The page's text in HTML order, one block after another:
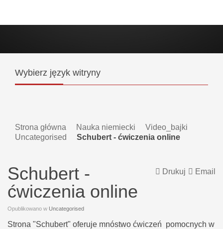
Wybierz język witryny
Strona główna Nauka niemiecki
Video_bajki
Uncategorised
Schubert - ćwiczenia online
Email
Drukuj
Schubert -
ćwiczenia online
Opublikowano w Uncategorised
Strona "Schubert" oferuje mnóstwo ćwiczeń pomocnych w